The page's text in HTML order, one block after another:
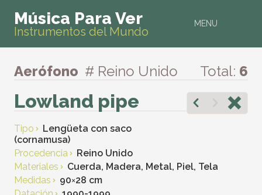
MENU
Música Para Ver
Instrumentos del Mundo
Aerófono # Reino Unido Total: 6
Lowland pipe
Tipo
Lengüeta con saco
(cornamusa)
Procedencia
Reino Unido
Materiales
Cuerda, Madera, Metal, Piel, Tela
Medidas
90×28 cm